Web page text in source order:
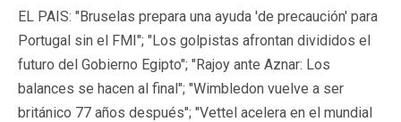
EL PAIS: "Bruselas prepara una ayuda 'de precaución' para
Portugal sin el FMI"; "Los golpistas afrontan divididos el
futuro del Gobierno Egipto"; "Rajoy ante Aznar: Los
balances se hacen al final"; "Wimbledon vuelve a ser
británico 77 años después"; "Vettel acelera en el mundial